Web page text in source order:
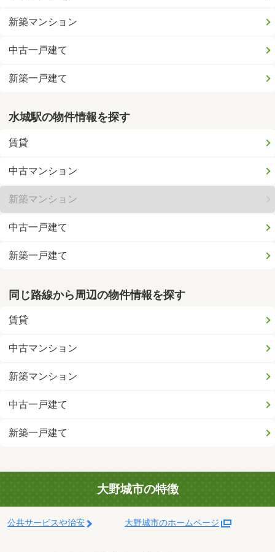
新築マンション
中古一戸建て
新築一戸建て
水城駅の物件情報を探す
賃貸
中古マンション
新築マンション
中古一戸建て
新築一戸建て
同じ路線から周辺の物件情報を探す
賃貸
中古マンション
新築マンション
中古一戸建て
新築一戸建て
大野城市の特徴
公共サービスや治安 大野城市のホームページ